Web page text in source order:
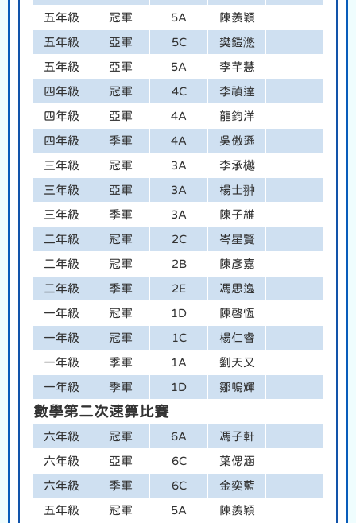
五年級 冠軍 5A 陳羨穎
五年級 亞軍 5C 樊鎧滺
五年級 亞軍 5A 李芊慧
四年級 冠軍 4C 李禎達
四年級 亞軍 4A 龍鈞洋
四年級 季軍 4A 吳傲遜
三年級 冠軍 3A 李承樾
三年級 亞軍 3A 楊士翀
三年級 季軍 3A 陳子維
二年級 冠軍 2C 岑星賢
二年級 冠軍 2B 陳彥嘉
二年級 季軍 2E 馮思逸
一年級 冠軍 1D 陳啓恆
一年級 冠軍 1C 楊仁睿
一年級 季軍 1A 劉天又
一年級 季軍 1D 鄒嗚輝
數學第二次速算比賽
六年級 冠軍 6A 馮子軒
六年級 亞軍 6C 葉偲涵
六年級 季軍 6C 金奕藍
五年級 冠軍 5A 陳羨穎